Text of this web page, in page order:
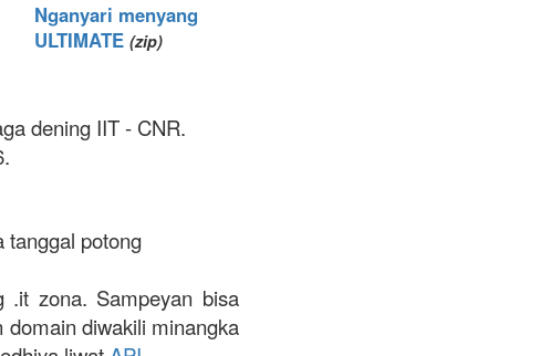
Nganyari menyang
ULTIMATE (zip)
dening IIT - CNR.
tanggal potong
.it zona. Sampeyan bisa
domain diwakili minangka